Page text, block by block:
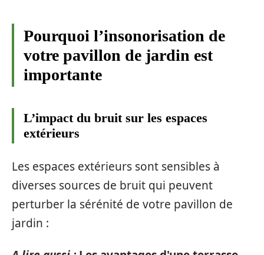
Pourquoi l’insonorisation de
votre pavillon de jardin est
importante
L’impact du bruit sur les espaces
extérieurs
Les espaces extérieurs sont sensibles à
diverses sources de bruit qui peuvent
perturber la sérénité de votre pavillon de
jardin :